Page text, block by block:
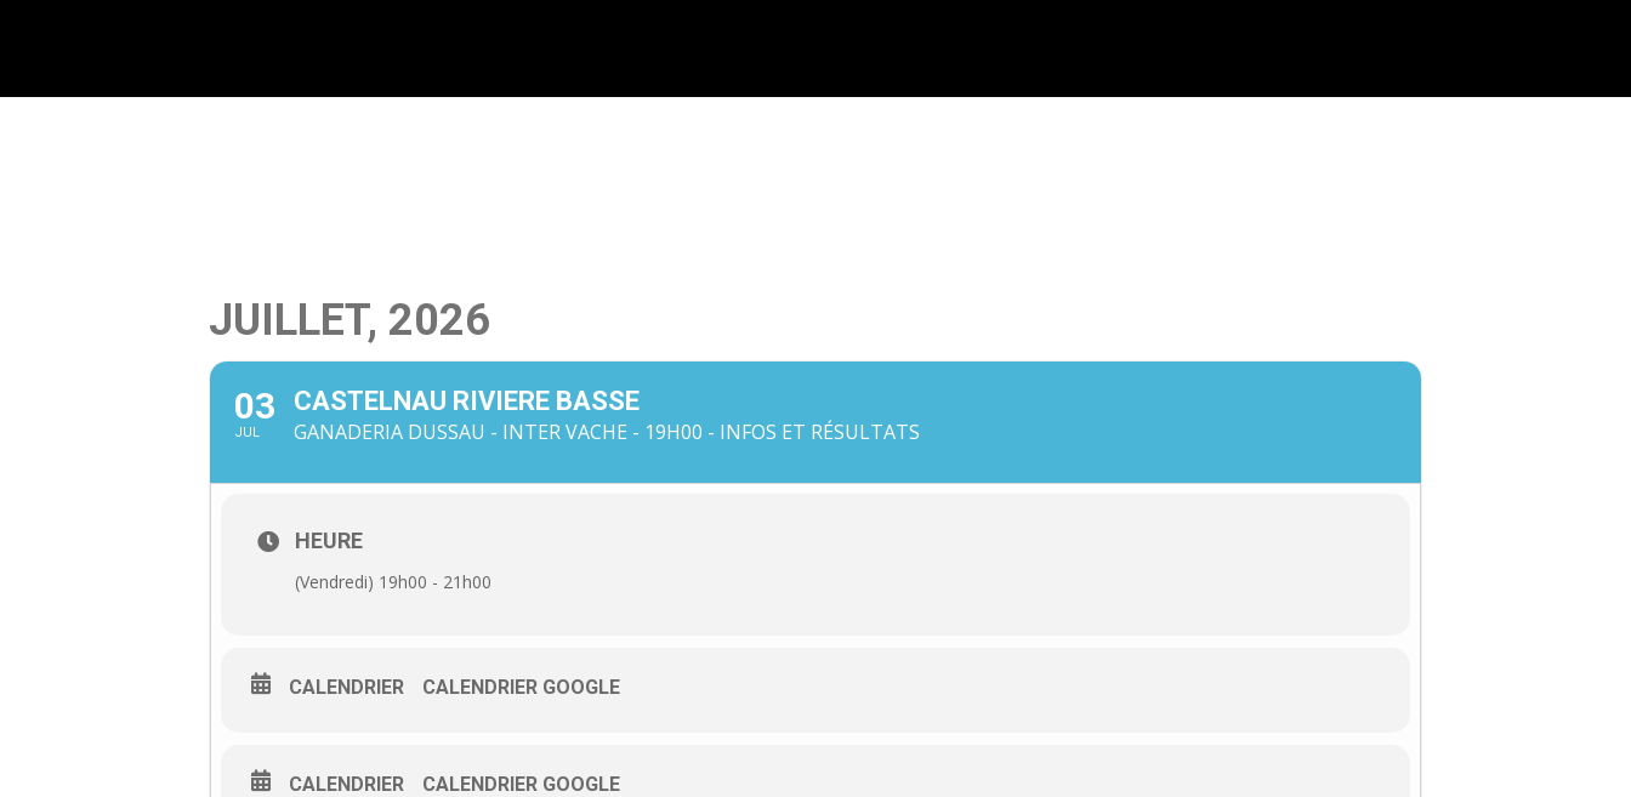
JUILLET, 2026
03
JUL
CASTELNAU RIVIERE BASSE
GANADERIA DUSSAU - INTER VACHE - 19H00 - INFOS ET RÉSULTATS
HEURE
(Vendredi) 19h00 - 21h00
CALENDRIER CALENDRIER GOOGLE
CALENDRIER CALENDRIER GOOGLE